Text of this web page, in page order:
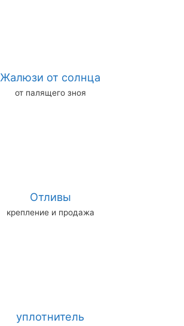
Жалюзи от солнца
от палящего зноя
Отливы
крепление и продажа
уплотнитель